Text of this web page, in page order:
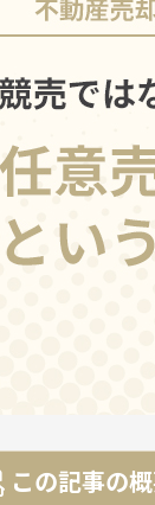
この記事の